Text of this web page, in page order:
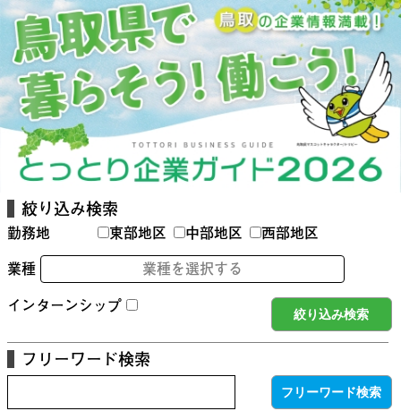
絞り込み検索
勤務地 東部地区 中部地区
西部地区
業種
業種を選択する
インターンシップ
フリーワード検索